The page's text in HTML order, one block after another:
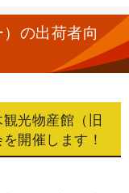
の出荷者向
光物産館（旧
開催します！